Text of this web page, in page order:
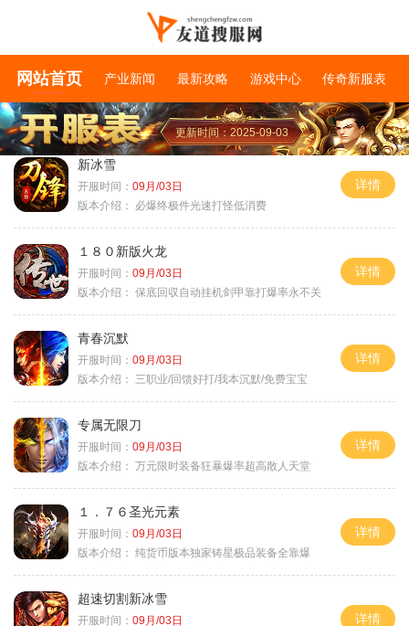
网站首页 产业新闻 最新攻略 游戏中心 传奇新服表
更新时间：2025-09-03
新冰雪
开服时间： 09月/03日
版本介绍：
必爆终极件光速打怪低消费
详情
１８０新版火龙
开服时间： 09月/03日
版本介绍： 保底回収自动挂机剑甲靠打爆率永不关
详情
青春沉默
开服时间： 09月/03日
版本介绍：
三职业/回馈好打/我本沉默/免费宝宝
详情
专属无限刀
开服时间： 09月/03日
版本介绍： 万元限时装备狂暴爆率超高散人天堂
详情
１．７６圣光元素
开服时间： 09月/03日
版本介绍： 纯货币版本独家铸星极品装备全靠爆
详情
超速切割新冰雪
开服时间： 09月/03日
详情